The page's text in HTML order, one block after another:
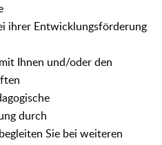
ihrer Entwicklungsförderung
Ihnen und/oder den
durch
Sie bei weiteren